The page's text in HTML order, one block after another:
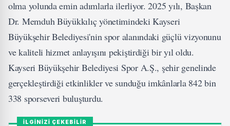
olma yolunda emin adımlarla ilerliyor. 2025 yılı, Başkan
Dr. Memduh Büyükkılıç yönetimindeki Kayseri
Büyükşehir Belediyesi'nin spor alanındaki güçlü vizyonunu
ve kaliteli hizmet anlayışını pekiştirdiği bir yıl oldu.
Kayseri Büyükşehir Belediyesi Spor A.Ş., şehir genelinde
gerçekleştirdiği etkinlikler ve sunduğu imkânlarla 842 bin
338 sporseveri buluşturdu.
İLGİNİZİ ÇEKEBİLİR